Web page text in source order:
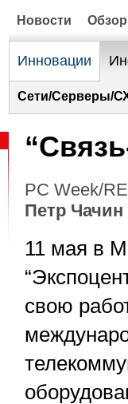
Новости
Инновации
Сети/Серверы/
PC Week/
Петр Чачин
11 мая в
свою